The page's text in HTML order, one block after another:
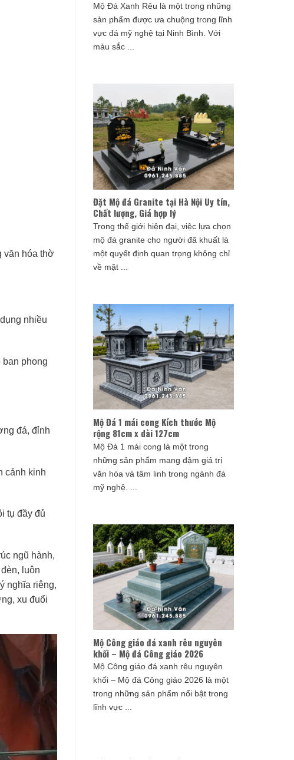
văn hóa thờ
nhiều
phong
đá, đỉnh
cảnh kinh
tụ đầy đủ
ngũ hành,
luôn
nghĩa riêng,
xu đuổi
Mộ Đá Xanh Rêu là một trong những
sản phẩm được ưa chuộng trong lĩnh
vực đá mỹ nghệ tại Ninh Bình. Với
màu sắc ...
Đặt Mộ đá Granite tại Hà Nội Uy tín,
Chất lượng, Giá hợp lý
Trong thế giới hiện đại, việc lựa chọn
mộ đá granite cho người đã khuất là
một quyết định quan trọng không chỉ
về mặt ...
Mộ Đá 1 mái cong Kích thước Mộ
rộng 81cm x dài 127cm
Mộ Đá 1 mái cong là một trong
những sản phẩm mang đậm giá trị
văn hóa và tâm linh trong ngành đá
mỹ nghệ. ...
Mộ Công giáo đá xanh rêu nguyên
khối – Mộ đá Công giáo 2026
Mộ Công giáo đá xanh rêu nguyên
khối – Mộ đá Công giáo 2026 là một
trong những sản phẩm nổi bật trong
lĩnh vực ...